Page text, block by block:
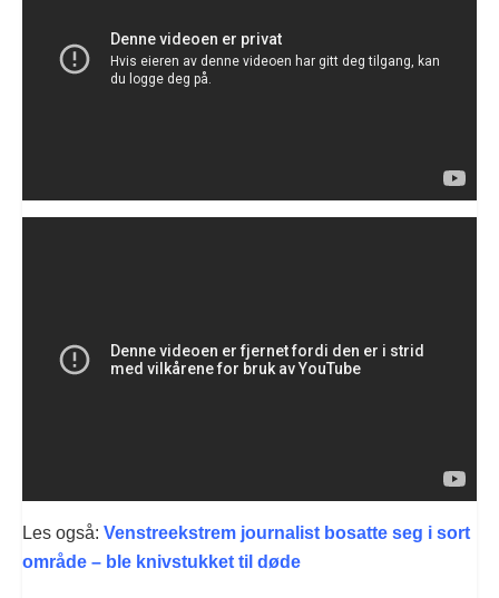
Les også: Venstreekstrem journalist bosatte seg i sort
område – ble knivstukket til døde